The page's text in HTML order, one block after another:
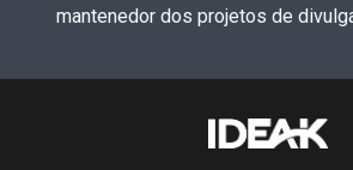
mantenedor dos projetos de